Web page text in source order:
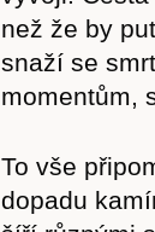
než že by
snaží se
momentům,
To vše
dopadu